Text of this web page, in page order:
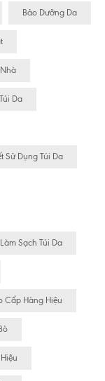
Bảo Dưỡng Da
Da
Sử Dụng Túi Da
Sạch Túi Da
Cấp Hàng Hiệu